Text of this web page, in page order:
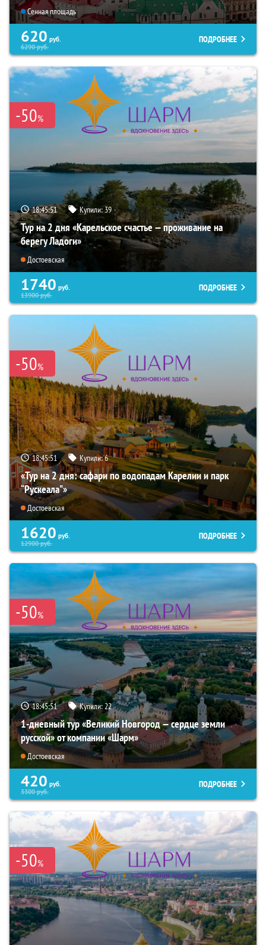
Сенная площадь
620 руб.
6290руб.
ПОДРОБНЕЕ
-50%
18:45:50 Купили:39
Тур на 2 дня «Карельское счастье — проживание на
берегу Ладоги»
Достоевская
1740 руб.
13900руб.
ПОДРОБНЕЕ
-50%
18:45:50 Купили:6
«Тур на 2 дня: сафари по водопадам Карелии и парк
“Рускеала"»
Достоевская
1620 руб.
12900руб.
ПОДРОБНЕЕ
-50%
18:45:50 Купили:22
1-дневный тур «Великий Новгород — сердце земли
русской» от компании «Шарм»
Достоевская
420 руб.
3300руб.
ПОДРОБНЕЕ
-50%